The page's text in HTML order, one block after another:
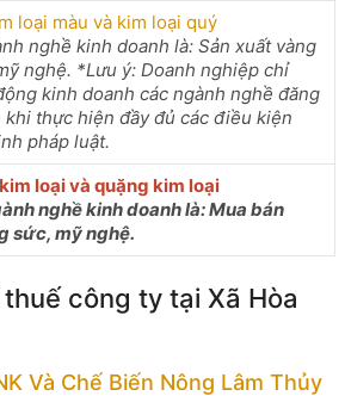
loại màu và kim loại quý
nghề kinh doanh là: Sản xuất vàng
nghệ. *Lưu ý: Doanh nghiệp chỉ
kinh doanh các ngành nghề đăng
thực hiện đầy đủ các điều kiện
pháp luật.
loại và quặng kim loại
nghề kinh doanh là: Mua bán
sức, mỹ nghệ.
công ty tại Xã Hòa
Và Chế Biến Nông Lâm Thủy